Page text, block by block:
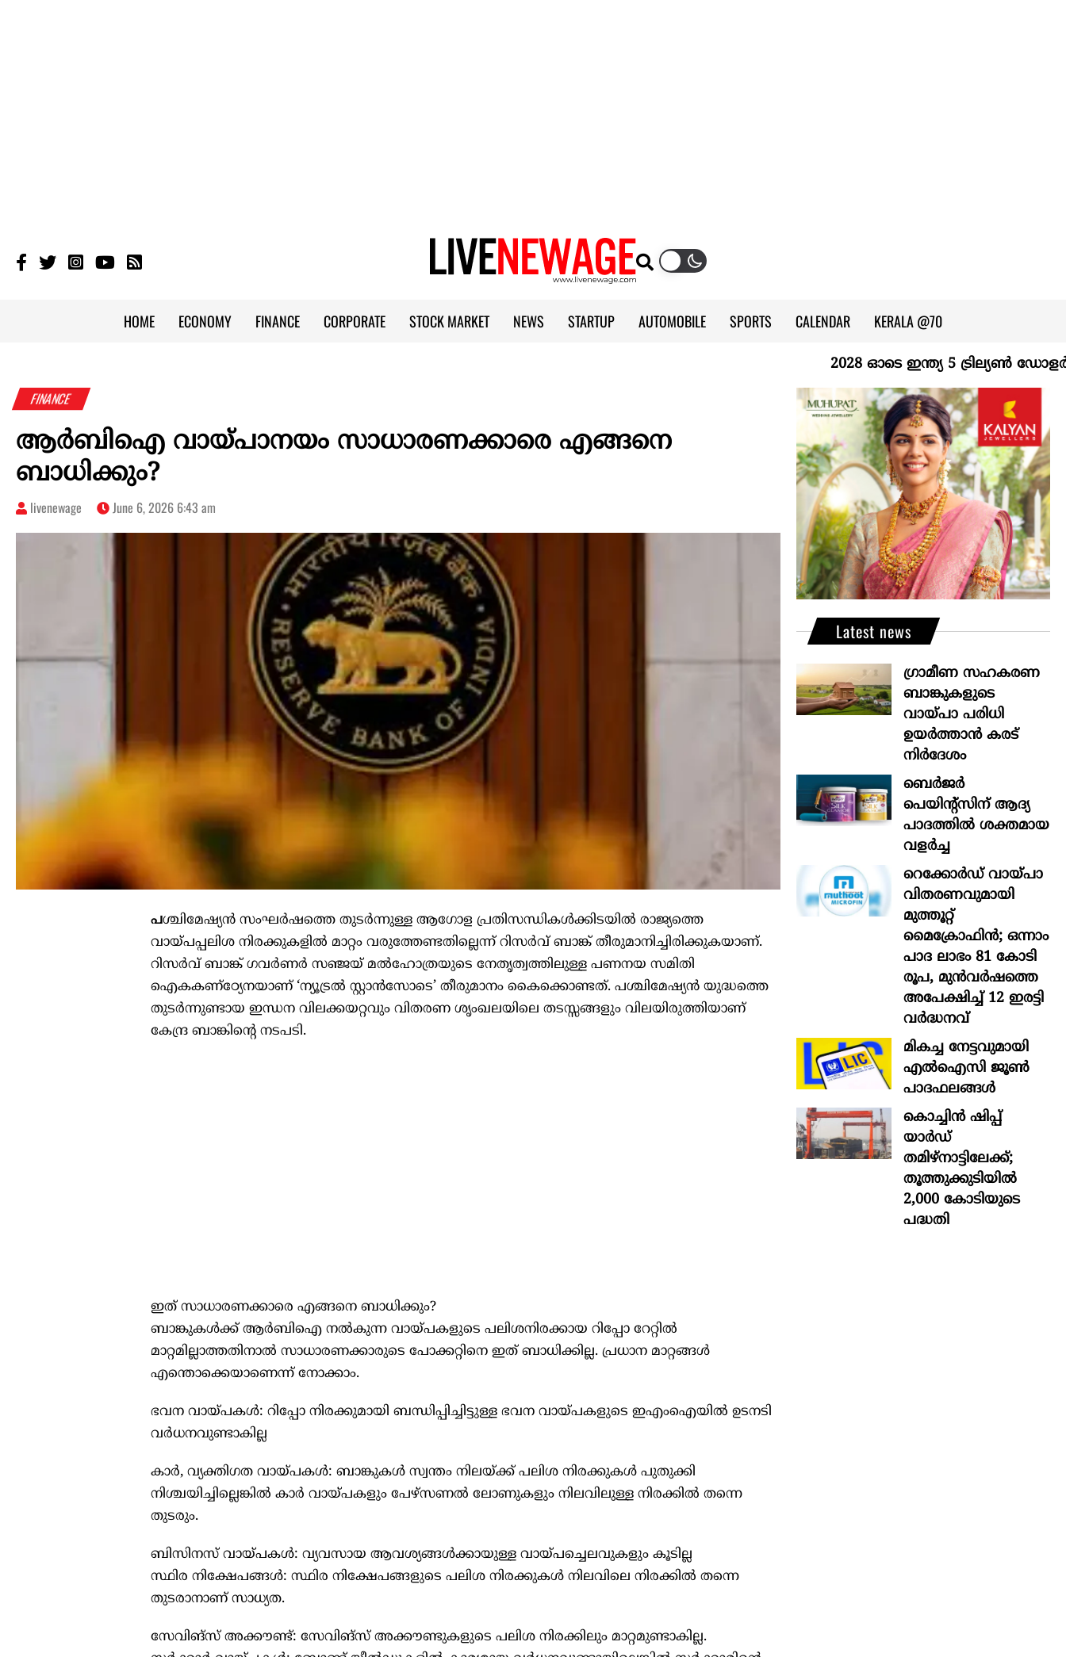
HOME ECONOMY FINANCE CORPORATE STOCK MARKET NEWS STARTUP AUTOMOBILE SPORTS CALENDAR KERALA @70
2028 ഓടെ ഇന്ത്യ 5 ട്രില്യണ്‍ ഡോളര്‍
FINANCE
ആർബിഐ വായ്പാനയം സാധാരണക്കാരെ എങ്ങനെ
ബാധിക്കും?
livenewage June 6, 2026 6:43 am
പശ്ചിമേഷ്യന്‍ സംഘര്‍ഷത്തെ തുടര്‍ന്നുള്ള ആഗോള പ്രതിസന്ധികള്‍ക്കിടയില്‍ രാജ്യത്തെ
വായ്പപ്പലിശ നിരക്കുകളില്‍ മാറ്റം വരുത്തേണ്ടതില്ലെന്ന് റിസര്‍വ് ബാങ്ക് തീരുമാനിച്ചിരിക്കുകയാണ്.
റിസര്‍വ് ബാങ്ക് ഗവര്‍ണര്‍ സഞ്ജയ് മല്‍ഹോത്രയുടെ നേതൃത്വത്തിലുള്ള പണനയ സമിതി
ഐകകണ്‌ഠ്യേനയാണ് ‘ന്യൂട്രല്‍ സ്റ്റാന്‍സോടെ’ തീരുമാനം കൈക്കൊണ്ടത്. പശ്ചിമേഷ്യന്‍ യുദ്ധത്തെ
തുടര്‍ന്നുണ്ടായ ഇന്ധന വിലക്കയറ്റവും വിതരണ ശൃംഖലയിലെ തടസ്സങ്ങളും വിലയിരുത്തിയാണ്
കേന്ദ്ര ബാങ്കിന്റെ നടപടി.
ഇത് സാധാരണക്കാരെ എങ്ങനെ ബാധിക്കും?
ബാങ്കുകള്‍ക്ക് ആര്‍ബിഐ നല്‍കുന്ന വായ്പകളുടെ പലിശനിരക്കായ റിപ്പോ റേറ്റില്‍
മാറ്റമില്ലാത്തതിനാല്‍ സാധാരണക്കാരുടെ പോക്കറ്റിനെ ഇത് ബാധിക്കില്ല. പ്രധാന മാറ്റങ്ങള്‍
എന്തൊക്കെയാണെന്ന് നോക്കാം.
ഭവന വായ്പകള്‍: റിപ്പോ നിരക്കുമായി ബന്ധിപ്പിച്ചിട്ടുള്ള ഭവന വായ്പകളുടെ ഇഎംഐയില്‍ ഉടനടി
വര്‍ധനവുണ്ടാകില്ല
കാര്‍, വ്യക്തിഗത വായ്പകള്‍: ബാങ്കുകള്‍ സ്വന്തം നിലയ്ക്ക് പലിശ നിരക്കുകള്‍ പുതുക്കി
നിശ്ചയിച്ചില്ലെങ്കില്‍ കാര്‍ വായ്പകളും പേഴ്‌സണല്‍ ലോണുകളും നിലവിലുള്ള നിരക്കില്‍ തന്നെ
തുടരും.
ബിസിനസ് വായ്പകള്‍: വ്യവസായ ആവശ്യങ്ങള്‍ക്കായുള്ള വായ്പച്ചെലവുകളും കൂടില്ല
സ്ഥിര നിക്ഷേപങ്ങള്‍: സ്ഥിര നിക്ഷേപങ്ങളുടെ പലിശ നിരക്കുകള്‍ നിലവിലെ നിരക്കില്‍ തന്നെ
തുടരാനാണ് സാധ്യത.
സേവിങ്‌സ് അക്കൗണ്ട്: സേവിങ്‌സ് അക്കൗണ്ടുകളുടെ പലിശ നിരക്കിലും മാറ്റമുണ്ടാകില്ല.
Latest news
ഗ്രാമീണ സഹകരണ
ബാങ്കുകളുടെ
വായ്പാ പരിധി
ഉയർത്താൻ കരട്
നിർദേശം
ബെർജർ
പെയിന്റ്സിന് ആദ്യ
പാദത്തിൽ ശക്തമായ
വളർച്ച
റെക്കോർഡ് വായ്പാ
വിതരണവുമായി
മുത്തൂറ്റ്
മൈക്രോഫിൻ; ഒന്നാം
പാദ ലാഭം 81 കോടി
രൂപ, മുൻവർഷത്തെ
അപേക്ഷിച്ച് 12 ഇരട്ടി
വർദ്ധനവ്
മികച്ച നേട്ടവുമായി
എൽഐസി ജൂൺ
പാദഫലങ്ങൾ
കൊച്ചിന്‍ ഷിപ്പ്
യാർഡ്
തമിഴ്നാട്ടിലേക്ക്;
തൂത്തുക്കുടിയിൽ
2,000 കോടിയുടെ
പദ്ധതി